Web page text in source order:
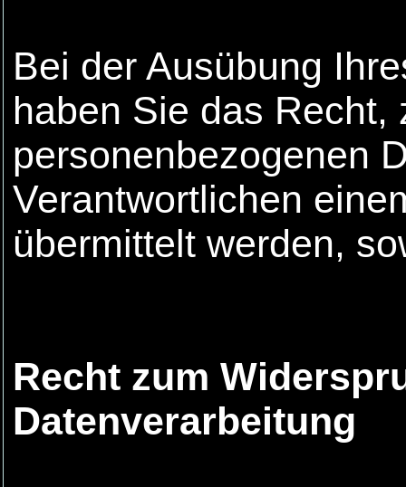
Bei der Ausübung
haben Sie das
personenbezogenen
Verantwortlichen
übermittelt werden,
Recht zum
Datenverarbeitung